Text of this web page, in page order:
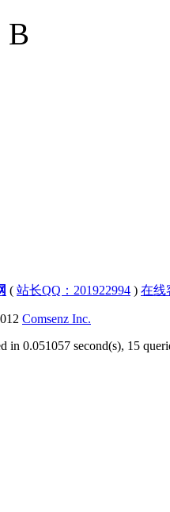
( 站长QQ：201922994 ) 在线
Comsenz Inc.
in 0.051057 second(s), 15